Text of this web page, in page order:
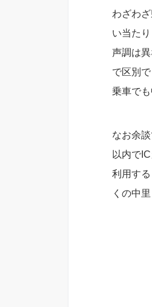
わざわ
い当た
声調は
で区別
乗車で
なお余
以内で
利用す
くの中